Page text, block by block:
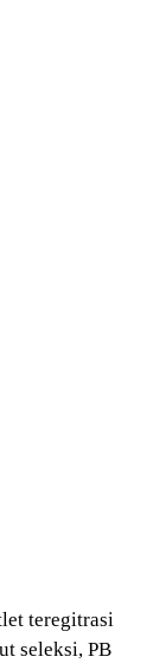
teregitrasi
seleksi, PB